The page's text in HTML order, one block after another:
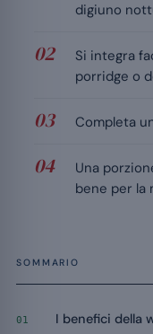
digiuno
Si integra
porridge o
Completa
Una
bene per la
SOMMARIO
01 I benefici della